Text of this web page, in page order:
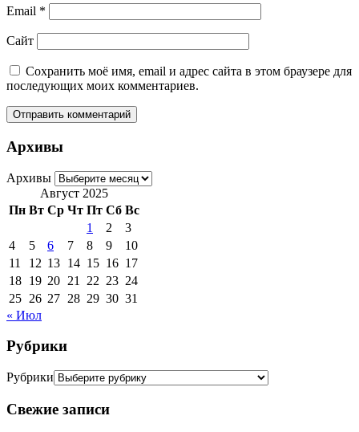
Email *
Сайт
Сохранить моё имя, email и адрес сайта в этом браузере для
последующих моих комментариев.
Архивы
Архивы
Август 2025
Пн Вт Ср Чт Пт Сб Вс
1
2
3
4
5 6 7 8 9
10
11
12 13 14 15 16 17
18 19 20 21 22 23 24
25 26 27 28 29 30 31
« Июл
Рубрики
Рубрики
Свежие записи